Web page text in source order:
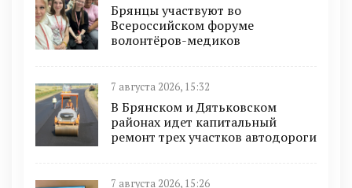
Брянцы участвуют во
Всероссийском форуме
волонтёров-медиков
7 августа 2026, 15:32
В Брянском и Дятьковском
районах идет капитальный
ремонт трех участков автодороги
7 августа 2026, 15:26